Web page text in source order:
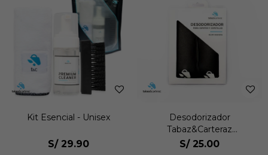
Kit Esencial - Unisex
S/ 29.90
Desodorizador
Tabaz&Carteraz
Desodorizador Unisex
S/ 25.00